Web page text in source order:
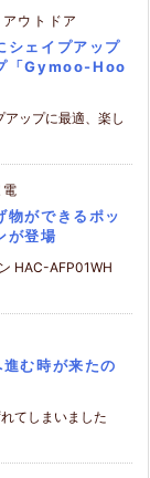
ウトドア
シェイプアップ
「Gymoo-Hoo
ップに最適、楽し
物ができるポッ
が登場
HAC-AFP01WH
む時が来たの
てしまいました